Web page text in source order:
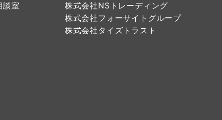
談室
株式会社NSトレーディング
株式会社フォーサイトグループ
株式会社タイズトラスト